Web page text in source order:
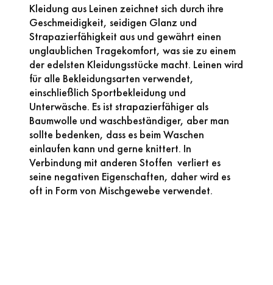
Kleidung aus Leinen zeichnet sich durch ihre
Geschmeidigkeit, seidigen Glanz und
Strapazierfähigkeit aus und gewährt einen
unglaublichen Tragekomfort, was sie zu einem
der edelsten Kleidungsstücke macht. Leinen wird
für alle Bekleidungsarten verwendet,
einschließlich Sportbekleidung und
Unterwäsche. Es ist strapazierfähiger als
Baumwolle und waschbeständiger, aber man
sollte bedenken, dass es beim Waschen
einlaufen kann und gerne knittert. In
Verbindung mit anderen Stoffen verliert es
seine negativen Eigenschaften, daher wird es
oft in Form von Mischgewebe verwendet.